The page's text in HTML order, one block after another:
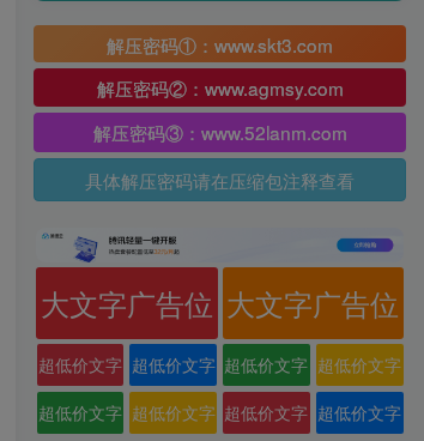
解压密码①：www.skt3.com
解压密码②：www.agmsy.com
解压密码③：www.52lanm.com
具体解压密码请在压缩包注释查看
大文字广告位 大文字广告位
超低价文字
广告位
超低价文字
广告位
超低价文字
广告位
超低价文字
广告位
超低价文字 超低价文字 超低价文字 超低价文字